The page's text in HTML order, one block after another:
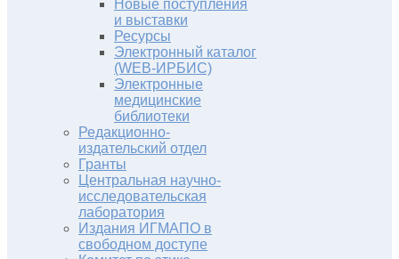
Новые поступления
и выставки
Ресурсы
Электронный каталог
(WEB-ИРБИС)
Электронные
медицинские
библиотеки
Редакционно-
издательский отдел
Гранты
Центральная научно-
исследовательская
лаборатория
Издания ИГМАПО в
свободном доступе